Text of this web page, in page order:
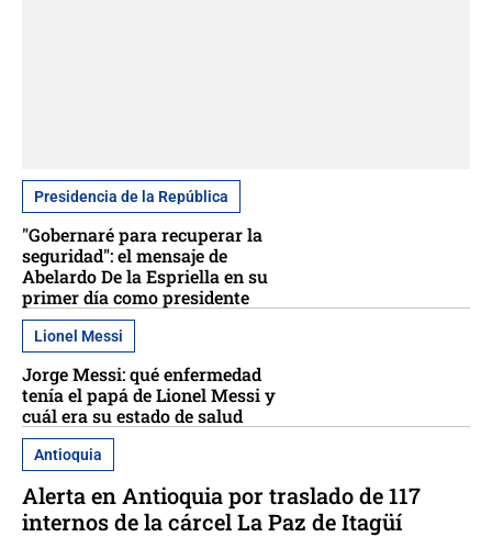
Presidencia de la República
"Gobernaré para recuperar la
seguridad": el mensaje de
Abelardo De la Espriella en su
primer día como presidente
Lionel Messi
Jorge Messi: qué enfermedad
tenía el papá de Lionel Messi y
cuál era su estado de salud
Antioquia
Alerta en Antioquia por traslado de 117
internos de la cárcel La Paz de Itagüí